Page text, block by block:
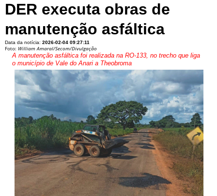
DER executa obras de
manutenção asfáltica
Data da notícia: 2026-02-04 09:27:11
Foto: William Amaral/Secom/Divulgação
A manutenção asfáltica foi realizada na RO-133, no trecho que liga
o município de Vale do Anari a Theobroma